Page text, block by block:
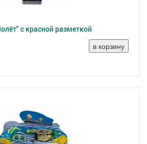
с красной разметкой